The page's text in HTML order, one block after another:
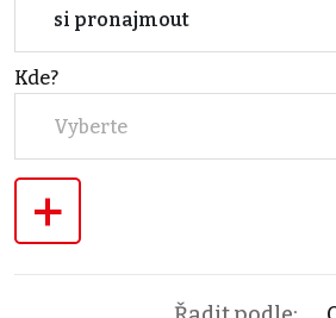
si pronajmout
Kde?
Vyberte
+